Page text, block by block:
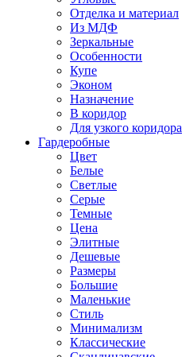
Отделка и материал
Из МДФ
Зеркальные
Особенности
Купе
Эконом
Назначение
В коридор
Для узкого коридора
Гардеробные
Цвет
Белые
Светлые
Серые
Темные
Цена
Элитные
Дешевые
Размеры
Большие
Маленькие
Стиль
Минимализм
Классические